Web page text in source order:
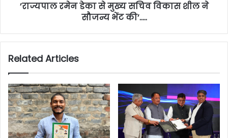
’राज्यपाल रमेन डेका से मुख्य सचिव विकास शील ने
सौजन्य भेंट की’…..
Related Articles